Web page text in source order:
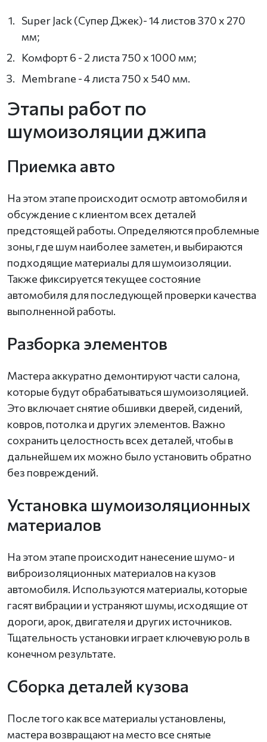
Super Jack (Супер Джек)- 14 листов 370 х 270
мм;
Комфорт 6 - 2 листа 750 х 1000 мм;
Membrane - 4 листа 750 х 540 мм.
Этапы работ по
шумоизоляции джипа
Приемка авто
На этом этапе происходит осмотр автомобиля и
обсуждение с клиентом всех деталей
предстоящей работы. Определяются проблемные
зоны, где шум наиболее заметен, и выбираются
подходящие материалы для шумоизоляции.
Также фиксируется текущее состояние
автомобиля для последующей проверки качества
выполненной работы.
Разборка элементов
Мастера аккуратно демонтируют части салона,
которые будут обрабатываться шумоизоляцией.
Это включает снятие обшивки дверей, сидений,
ковров, потолка и других элементов. Важно
сохранить целостность всех деталей, чтобы в
дальнейшем их можно было установить обратно
без повреждений.
Установка шумоизоляционных
материалов
На этом этапе происходит нанесение шумо- и
виброизоляционных материалов на кузов
автомобиля. Используются материалы, которые
гасят вибрации и устраняют шумы, исходящие от
дороги, арок, двигателя и других источников.
Тщательность установки играет ключевую роль в
конечном результате.
Сборка деталей кузова
После того как все материалы установлены,
мастера возвращают на место все снятые